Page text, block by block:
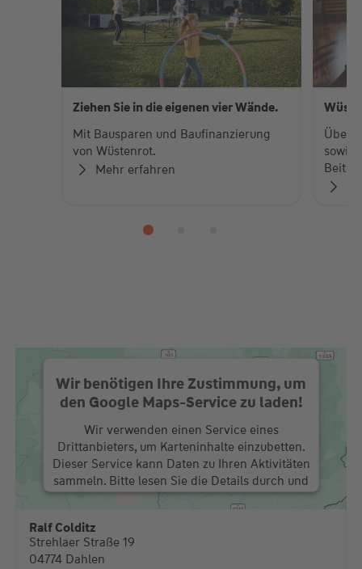
Ziehen Sie in die eigenen vier Wände.
Mit Bausparen und Baufinanzierung
von Wüstenrot.
Mehr erfahren
Über
sowie
Wir benötigen Ihre Zustimmung, um
den Google Maps-Service zu laden!
Wir verwenden einen Service eines
Drittanbieters, um Karteninhalte einzubetten.
Dieser Service kann Daten zu Ihren Aktivitäten
sammeln. Bitte lesen Sie die Details durch und
stimmen Sie der Nutzung des Service zu, um
diese Karte anzuzeigen.
Mehr Informationen
Ralf Colditz
Strehlaer Straße 19
04774 Dahlen